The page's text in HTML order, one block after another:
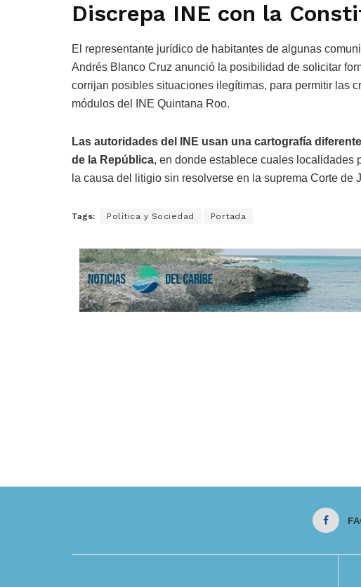
Discrepa INE con la
El representante jurídico de habitantes de algunas
Andrés Blanco Cruz anunció la posibilidad de solicitar
corrijan posibles situaciones ilegítimas, para permitir las
módulos del INE Quintana Roo.
Las autoridades del INE usan una cartografía
de la República, en donde establece cuales localidades
la causa del litigio sin resolverse en la suprema Corte de
Tags: Política y Sociedad Portada